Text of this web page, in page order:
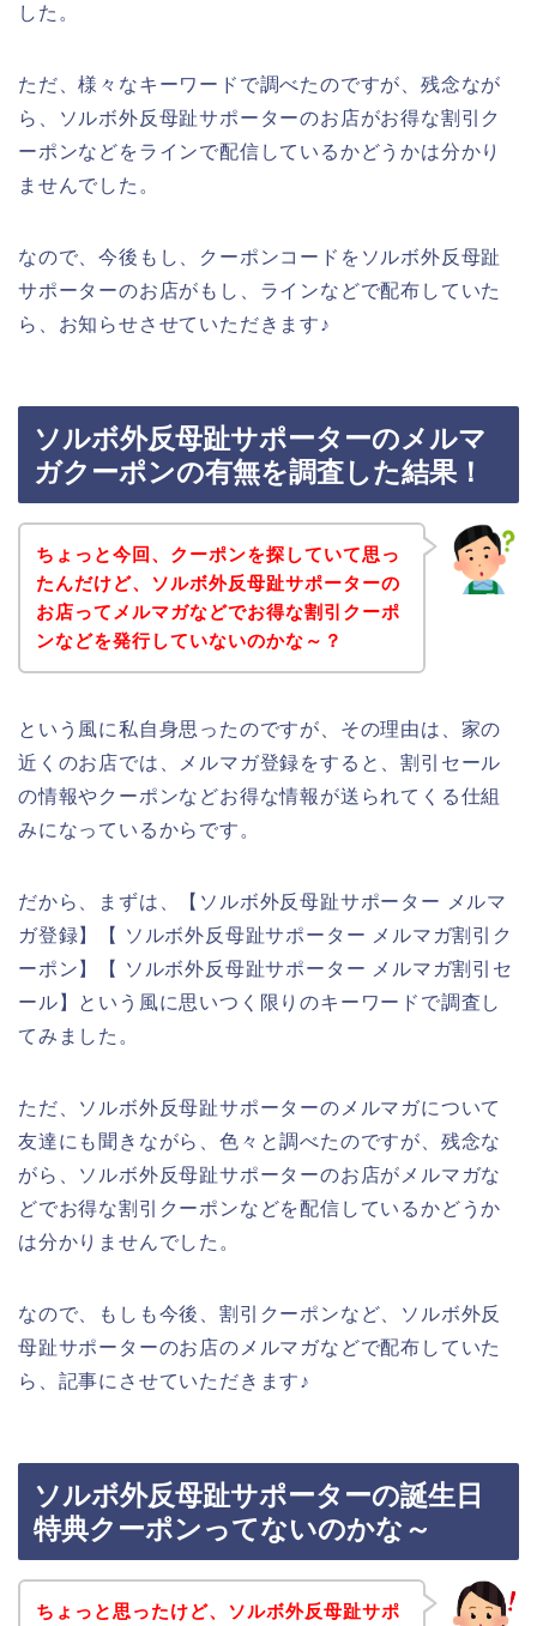
した。
ただ、様々なキーワードで調べたのですが、残念なが
ら、ソルボ外反母趾サポーターのお店がお得な割引ク
ーポンなどをラインで配信しているかどうかは分かり
ませんでした。
なので、今後もし、クーポンコードをソルボ外反母趾
サポーターのお店がもし、ラインなどで配布していた
ら、お知らせさせていただきます♪
ソルボ外反母趾サポーターのメルマ
ガクーポンの有無を調査した結果！
ちょっと今回、クーポンを探していて思っ
たんだけど、ソルボ外反母趾サポーターの
お店ってメルマガなどでお得な割引クーポ
ンなどを発行していないのかな～？
という風に私自身思ったのですが、その理由は、家の
近くのお店では、メルマガ登録をすると、割引セール
の情報やクーポンなどお得な情報が送られてくる仕組
みになっているからです。
だから、まずは、【ソルボ外反母趾サポーター メルマ
ガ登録】【 ソルボ外反母趾サポーター メルマガ割引ク
ーポン】【 ソルボ外反母趾サポーター メルマガ割引セ
ール】という風に思いつく限りのキーワードで調査し
てみました。
ただ、ソルボ外反母趾サポーターのメルマガについて
友達にも聞きながら、色々と調べたのですが、残念な
がら、ソルボ外反母趾サポーターのお店がメルマガな
どでお得な割引クーポンなどを配信しているかどうか
は分かりませんでした。
なので、もしも今後、割引クーポンなど、ソルボ外反
母趾サポーターのお店のメルマガなどで配布していた
ら、記事にさせていただきます♪
ソルボ外反母趾サポーターの誕生日
特典クーポンってないのかな～
ちょっと思ったけど、ソルボ外反母趾サポ